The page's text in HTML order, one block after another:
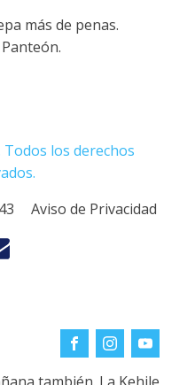
más de penas.
Todos los derechos
Aviso de Privacidad